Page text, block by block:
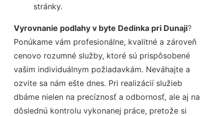
stránky.
Vyrovnanie podlahy v byte Dedinka pri Dunaji?
Ponúkame vám profesionálne, kvalitné a zároveň
cenovo rozumné služby, ktoré sú prispôsobené
vašim individuálnym požiadavkám. Neváhajte a
ozvite sa nám ešte dnes. Pri realizácií služieb
dbáme nielen na precíznosť a odbornosť, ale aj na
dôslednú kontrolu vykonanej práce, pretože si